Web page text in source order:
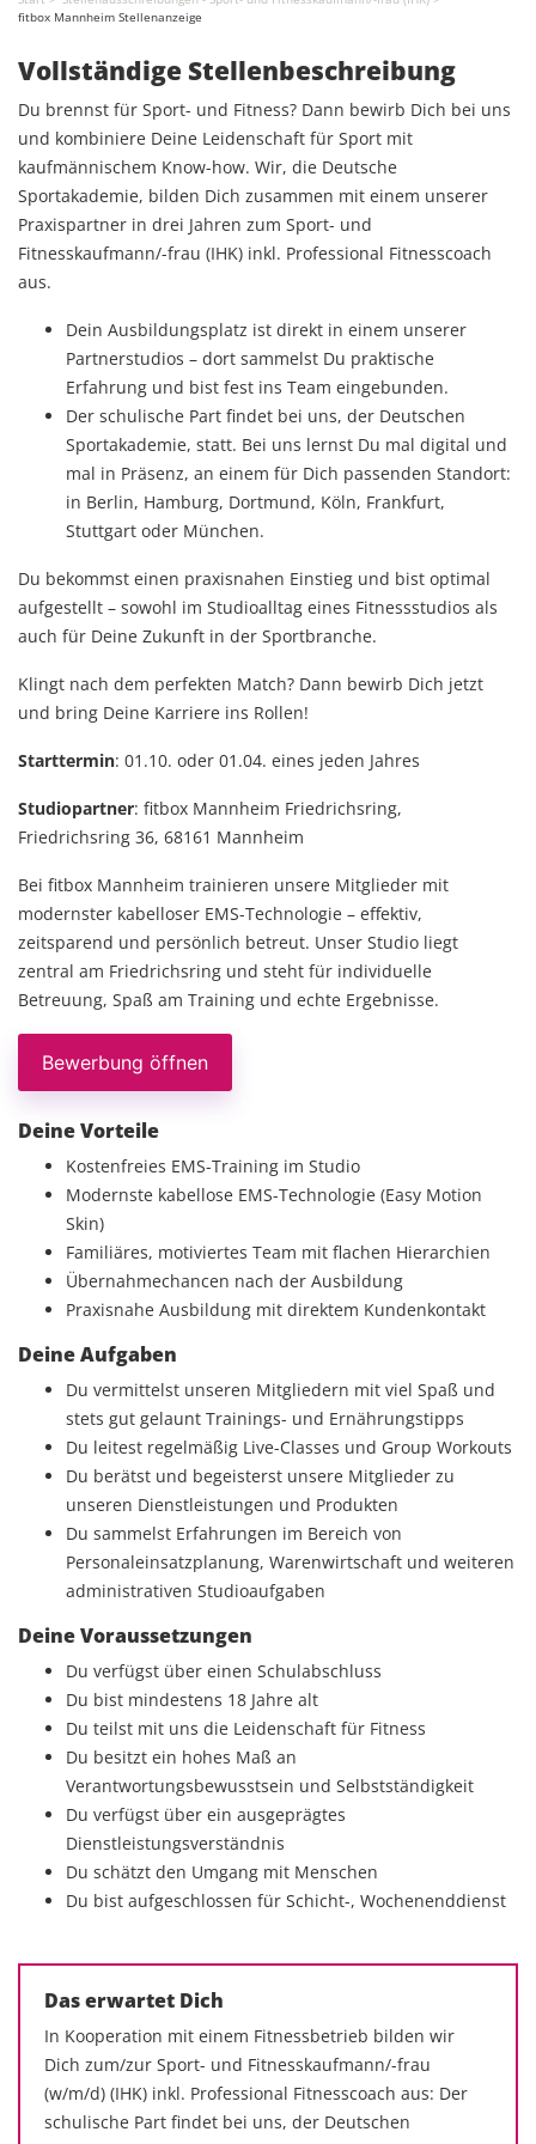
fitbox Mannheim Stellenanzeige
Vollständige Stellenbeschreibung
Du brennst für Sport- und Fitness? Dann bewirb Dich bei uns
und kombiniere Deine Leidenschaft für Sport mit
kaufmännischem Know-how. Wir, die Deutsche
Sportakademie, bilden Dich zusammen mit einem unserer
Praxispartner in drei Jahren zum Sport- und
Fitnesskaufmann/-frau (IHK) inkl. Professional Fitnesscoach
aus.
Dein Ausbildungsplatz ist direkt in einem unserer
Partnerstudios – dort sammelst Du praktische
Erfahrung und bist fest ins Team eingebunden.
Der schulische Part findet bei uns, der Deutschen
Sportakademie, statt. Bei uns lernst Du mal digital und
mal in Präsenz, an einem für Dich passenden Standort:
in Berlin, Hamburg, Dortmund, Köln, Frankfurt,
Stuttgart oder München.
Du bekommst einen praxisnahen Einstieg und bist optimal
aufgestellt – sowohl im Studioalltag eines Fitnessstudios als
auch für Deine Zukunft in der Sportbranche.
Klingt nach dem perfekten Match? Dann bewirb Dich jetzt
und bring Deine Karriere ins Rollen!
Starttermin: 01.10. oder 01.04. eines jeden Jahres
Studiopartner: fitbox Mannheim Friedrichsring,
Friedrichsring 36, 68161 Mannheim
Bei fitbox Mannheim trainieren unsere Mitglieder mit
modernster kabelloser EMS-Technologie – effektiv,
zeitsparend und persönlich betreut. Unser Studio liegt
zentral am Friedrichsring und steht für individuelle
Betreuung, Spaß am Training und echte Ergebnisse.
Bewerbung öffnen
Deine Vorteile
Kostenfreies EMS-Training im Studio
Modernste kabellose EMS-Technologie (Easy Motion
Skin)
Familiäres, motiviertes Team mit flachen Hierarchien
Übernahmechancen nach der Ausbildung
Praxisnahe Ausbildung mit direktem Kundenkontakt
Deine Aufgaben
Du vermittelst unseren Mitgliedern mit viel Spaß und
stets gut gelaunt Trainings- und Ernährungstipps
Du leitest regelmäßig Live-Classes und Group Workouts
Du berätst und begeisterst unsere Mitglieder zu
unseren Dienstleistungen und Produkten
Du sammelst Erfahrungen im Bereich von
Personaleinsatzplanung, Warenwirtschaft und weiteren
administrativen Studioaufgaben
Deine Voraussetzungen
Du verfügst über einen Schulabschluss
Du bist mindestens 18 Jahre alt
Du teilst mit uns die Leidenschaft für Fitness
Du besitzt ein hohes Maß an
Verantwortungsbewusstsein und Selbstständigkeit
Du verfügst über ein ausgeprägtes
Dienstleistungsverständnis
Du schätzt den Umgang mit Menschen
Du bist aufgeschlossen für Schicht-, Wochenenddienst
Das erwartet Dich
In Kooperation mit einem Fitnessbetrieb bilden wir
Dich zum/zur Sport- und Fitnesskaufmann/-frau
(w/m/d) (IHK) inkl. Professional Fitnesscoach aus: Der
schulische Part findet bei uns, der Deutschen